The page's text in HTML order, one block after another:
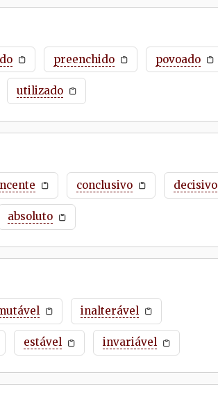
preenchido povoado
utilizado
conclusivo decisivo
absoluto
inalterável
estável invariável